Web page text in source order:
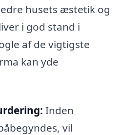
husets æstetik og
i god stand i
af de vigtigste
kan yde
Inden
vil